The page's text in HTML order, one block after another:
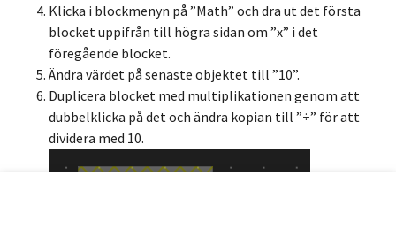
Klicka i blockmenyn på ”Math” och dra ut det första
blocket uppifrån till högra sidan om ”x” i det
föregående blocket.
Ändra värdet på senaste objektet till ”10”.
Duplicera blocket med multiplikationen genom att
dubbelklicka på det och ändra kopian till ”÷” för att
dividera med 10.